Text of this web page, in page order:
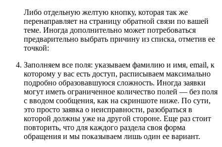
Либо отдельную желтую кнопку, которая так же
перенаправляет на страницу обратной связи по вашей
теме. Иногда дополнительно может потребоваться
предварительно выбрать причину из списка, отметив ее
точкой:
Заполняем все поля: указываем фамилию и имя, email, к
которому у вас есть доступ, расписываем максимально
подробно образовавшуюся сложность. Иногда заявки
могут иметь ограниченное количество полей — без поля
с вводом сообщения, как на скриншоте ниже. По сути,
это просто заявка о неисправности, разобраться в
которой должны уже на другой стороне. Еще раз стоит
повторить, что для каждого раздела своя форма
обращения и мы показываем лишь один ее вариант.